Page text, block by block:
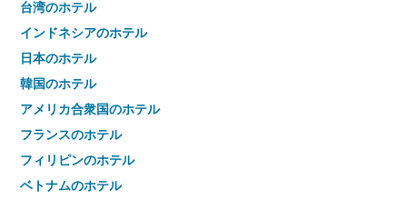
台湾のホテル
インドネシアのホテル
日本のホテル
韓国のホテル
アメリカ合衆国のホテル
フランスのホテル
フィリピンのホテル
ベトナムのホテル